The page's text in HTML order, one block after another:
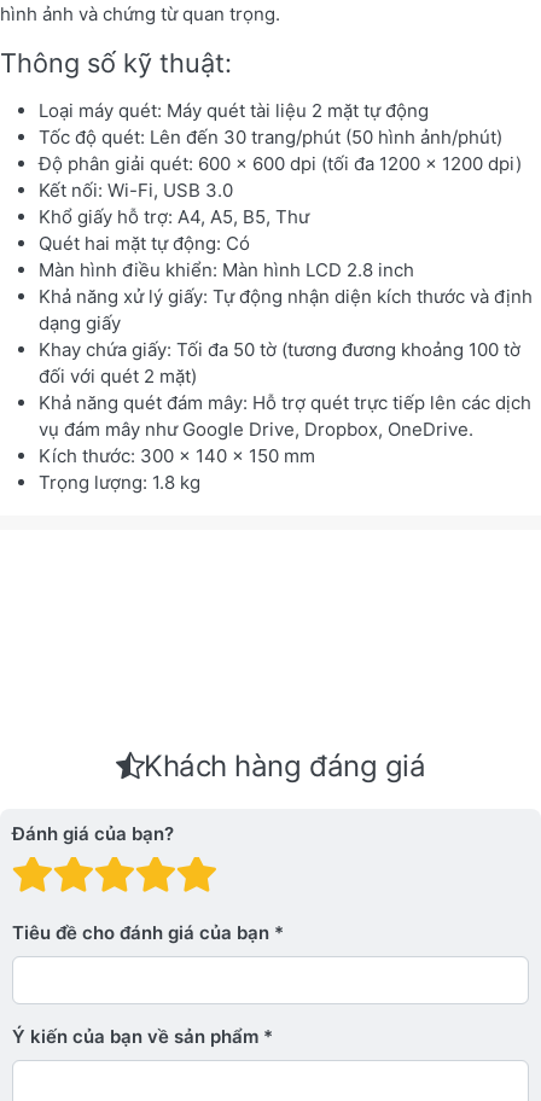
hình ảnh và chứng từ quan trọng.
Thông số kỹ thuật:
Loại máy quét: Máy quét tài liệu 2 mặt tự động
Tốc độ quét: Lên đến 30 trang/phút (50 hình ảnh/phút)
Độ phân giải quét: 600 x 600 dpi (tối đa 1200 x 1200 dpi)
Kết nối: Wi-Fi, USB 3.0
Khổ giấy hỗ trợ: A4, A5, B5, Thư
Quét hai mặt tự động: Có
Màn hình điều khiển: Màn hình LCD 2.8 inch
Khả năng xử lý giấy: Tự động nhận diện kích thước và định
dạng giấy
Khay chứa giấy: Tối đa 50 tờ (tương đương khoảng 100 tờ
đối với quét 2 mặt)
Khả năng quét đám mây: Hỗ trợ quét trực tiếp lên các dịch
vụ đám mây như Google Drive, Dropbox, OneDrive.
Kích thước: 300 x 140 x 150 mm
Trọng lượng: 1.8 kg
Khách hàng đáng giá
Đánh giá của bạn?
Đánh giá: 4 trên 5
Đánh giá: 3 trên 5 sao.
Đánh giá: 2 trên 5 sao.
Đánh giá: 1 trên 5 sao. Xấu
Tiêu đề cho đánh giá của bạn
Ý kiến ​​của bạn về sản phẩm